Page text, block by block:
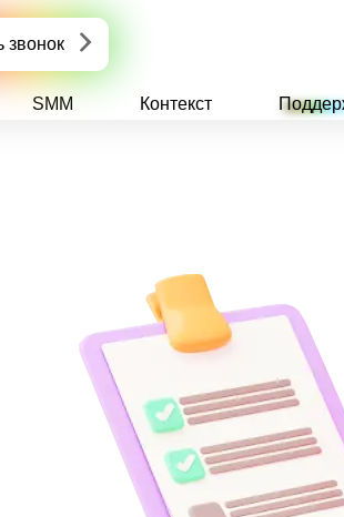
звонок
SMM Контекст